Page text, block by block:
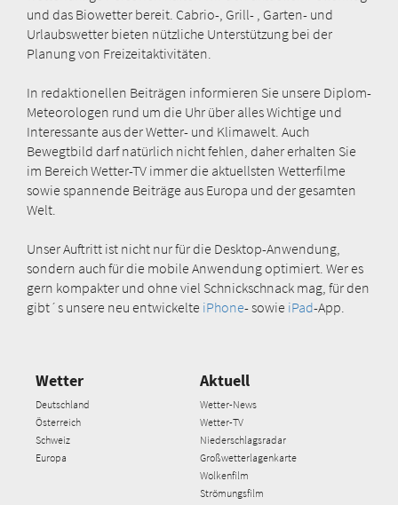
und das Biowetter bereit. Cabrio-, Grill- , Garten- und
Urlaubswetter bieten nützliche Unterstützung bei der
Planung von Freizeitaktivitäten.
In redaktionellen Beiträgen informieren Sie unsere Diplom-
Meteorologen rund um die Uhr über alles Wichtige und
Interessante aus der Wetter- und Klimawelt. Auch
Bewegtbild darf natürlich nicht fehlen, daher erhalten Sie
im Bereich Wetter-TV immer die aktuellsten Wetterfilme
sowie spannende Beiträge aus Europa und der gesamten
Welt.
Unser Auftritt ist nicht nur für die Desktop-Anwendung,
sondern auch für die mobile Anwendung optimiert. Wer es
gern kompakter und ohne viel Schnickschnack mag, für den
gibt´s unsere neu entwickelte iPhone- sowie iPad-App.
Wetter
Deutschland
Österreich
Schweiz
Europa
Aktuell
Wetter-News
Wetter-TV
Niederschlagsradar
Großwetterlagenkarte
Wolkenfilm
Strömungsfilm